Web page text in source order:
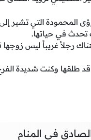
المحمودة التي تشير
تحدث في حياتها.
هناك رجلاً غريباً ليس
طلقها وكنت شديدة الفرح
في المنام